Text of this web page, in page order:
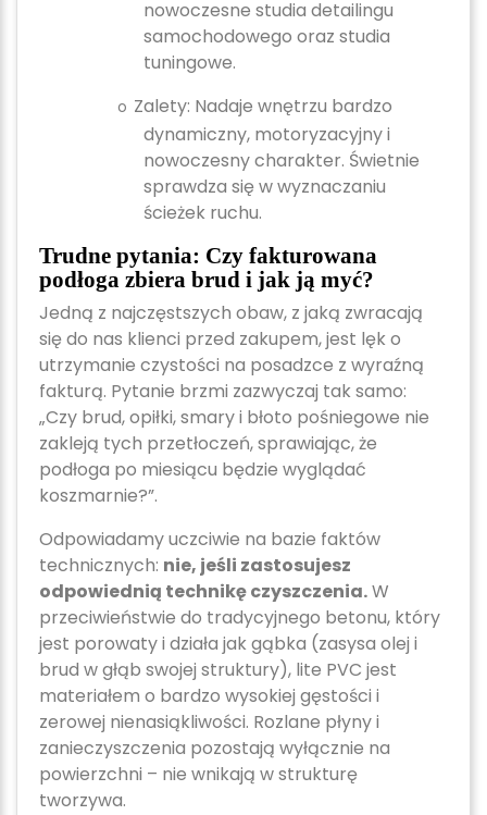
nowoczesne studia detailingu
samochodowego oraz studia
tuningowe.
o Zalety: Nadaje wnętrzu bardzo
dynamiczny, motoryzacyjny i
nowoczesny charakter. Świetnie
sprawdza się w wyznaczaniu
ścieżek ruchu.
Trudne pytania: Czy fakturowana
podłoga zbiera brud i jak ją myć?
Jedną z najczęstszych obaw, z jaką zwracają
się do nas klienci przed zakupem, jest lęk o
utrzymanie czystości na posadzce z wyraźną
fakturą. Pytanie brzmi zazwyczaj tak samo:
„Czy brud, opiłki, smary i błoto pośniegowe nie
zakleją tych przetłoczeń, sprawiając, że
podłoga po miesiącu będzie wyglądać
koszmarnie?”.
Odpowiadamy uczciwie na bazie faktów
technicznych: nie, jeśli zastosujesz
odpowiednią technikę czyszczenia.W
przeciwieństwie do tradycyjnego betonu, który
jest porowaty i działa jak gąbka (zasysa olej i
brud w głąb swojej struktury), lite PVC jest
materiałem o bardzo wysokiej gęstości i
zerowej nienasiąkliwości. Rozlane płyny i
zanieczyszczenia pozostają wyłącznie na
powierzchni – nie wnikają w strukturę
tworzywa.